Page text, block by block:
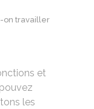
on travailler
et
les